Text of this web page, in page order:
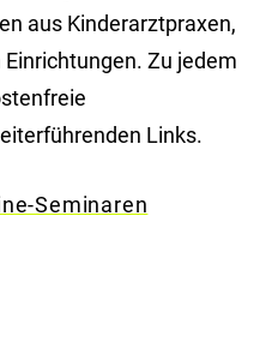
aus Kinderarztpraxen,
Zu jedem
Links.
Seminaren